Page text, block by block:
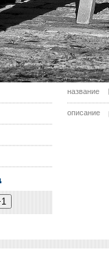
название
описание